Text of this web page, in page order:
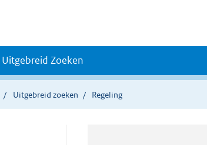
Uitgebreid Zoeken
Uitgebreid zoeken Regeling